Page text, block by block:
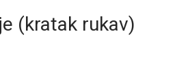
(kratak rukav)